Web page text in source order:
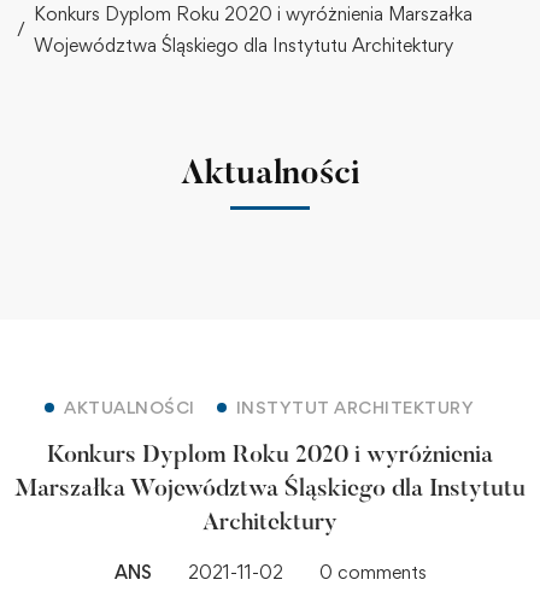
Konkurs Dyplom Roku 2020 i wyróżnienia Marszałka
Województwa Śląskiego dla Instytutu Architektury
Aktualności
AKTUALNOŚCI INSTYTUT ARCHITEKTURY
Konkurs Dyplom Roku 2020 i wyróżnienia
Marszałka Województwa Śląskiego dla Instytutu
Architektury
ANS 2021-11-02 0 comments